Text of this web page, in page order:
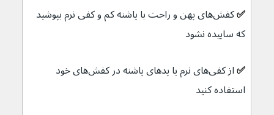
✅
کفش‌های پهن و راحت با پاشنه کم و کفی نرم بپوشید
که ساییده نشود
✅
از کفی‌های نرم یا پدهای پاشنه در کفش‌های خود
استفاده کنید